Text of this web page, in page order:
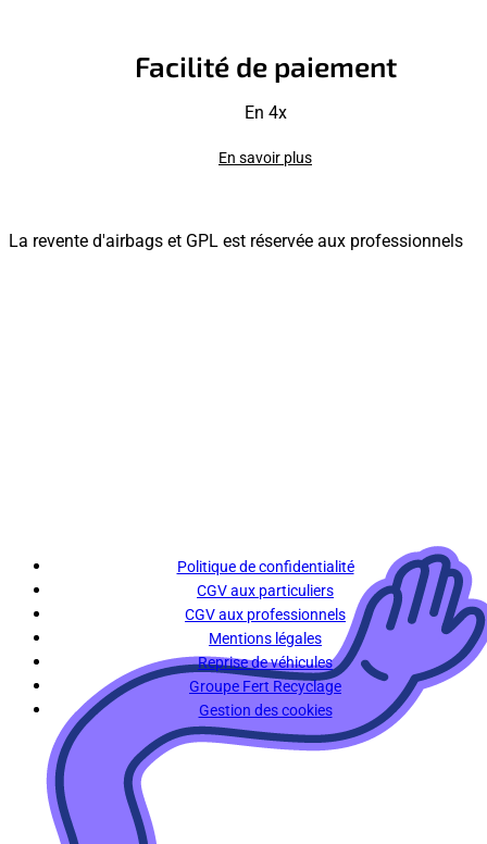
Facilité de paiement
En 4x
En savoir plus
La revente d'airbags et GPL est réservée aux professionnels
Politique de confidentialité
CGV aux particuliers
CGV aux professionnels
Mentions légales
Reprise de véhicules
Groupe Fert Recyclage
Gestion des cookies